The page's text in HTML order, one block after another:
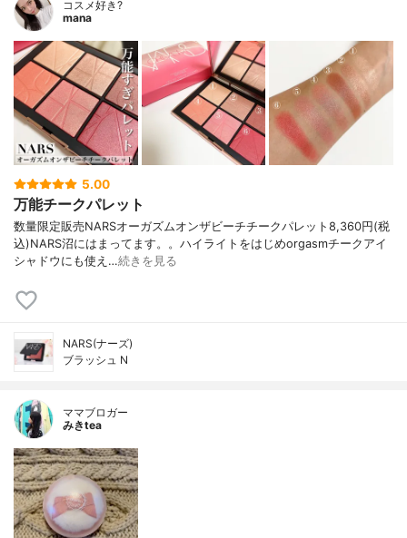
コスメ好き?
mana
5.00
万能チークパレット
数量限定販売NARSオーガズムオンザビーチチークパレット8,360円(税
込)NARS沼にはまってます。。ハイライトをはじめorgasmチークアイ
シャドウにも使え…続きを見る
NARS(ナーズ)
ブラッシュ N
ママブロガー
みきtea